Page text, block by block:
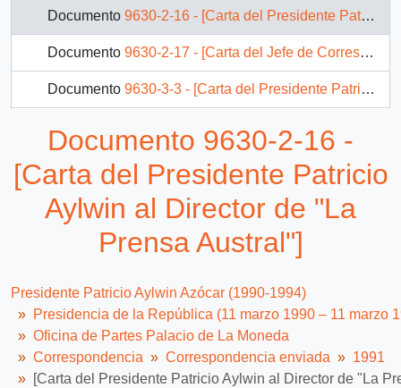
Documento 9630-2-16 - [Carta del Presidente Patricio Aylwin al Director de "La Prensa Austral"]
Documento 9630-2-17 - [Carta del Jefe de Correspondencia del Presidente de la República al Juez del Tercer Juzgado de Policía Local]
Documento 9630-3-3 - [Carta del Presidente Patricio Aylwin al Embajador de Alemania]
Documento 9630-4-2 - [Carta del Presidente Patricio Aylwin a autoridades del transporte]
2076 más...
Documento 9630-2-16 -
[Carta del Presidente Patricio
Aylwin al Director de "La
Prensa Austral"]
Presidente Patricio Aylwin Azócar (1990-1994)
Presidencia de la República (11 marzo 1990 – 11 marzo
Oficina de Partes Palacio de La Moneda
Correspondencia
Correspondencia enviada
1991
[Carta del Presidente Patricio Aylwin al Director de "La